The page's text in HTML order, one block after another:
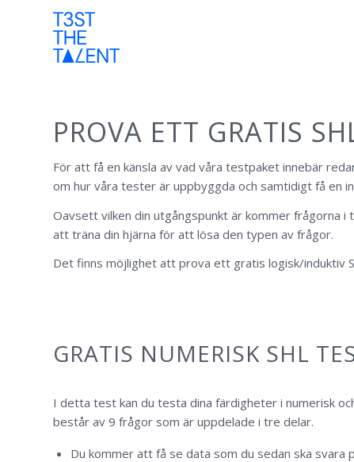
PROVA ETT GRATIS
För att få en känsla av vad våra testpaket innebär
om hur våra tester är uppbyggda och samtidigt få en
Oavsett vilken din utgångspunkt är kommer frågorna
att träna din hjärna för att lösa den typen av frågor.
Det finns möjlighet att prova ett gratis logisk/
GRATIS NUMERISK SHL
I detta test kan du testa dina färdigheter i numerisk
består av 9 frågor som är uppdelade i tre delar.
Du kommer att få se data som du sedan ska svara